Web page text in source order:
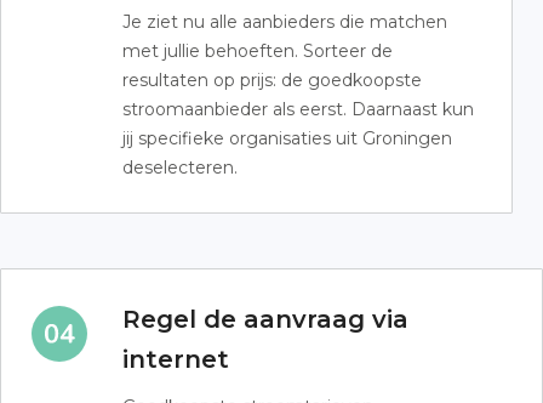
Je ziet nu alle aanbieders die matchen
met jullie behoeften. Sorteer de
resultaten op prijs: de goedkoopste
stroomaanbieder als eerst. Daarnaast kun
jij specifieke organisaties uit Groningen
deselecteren.
Regel de aanvraag via
internet